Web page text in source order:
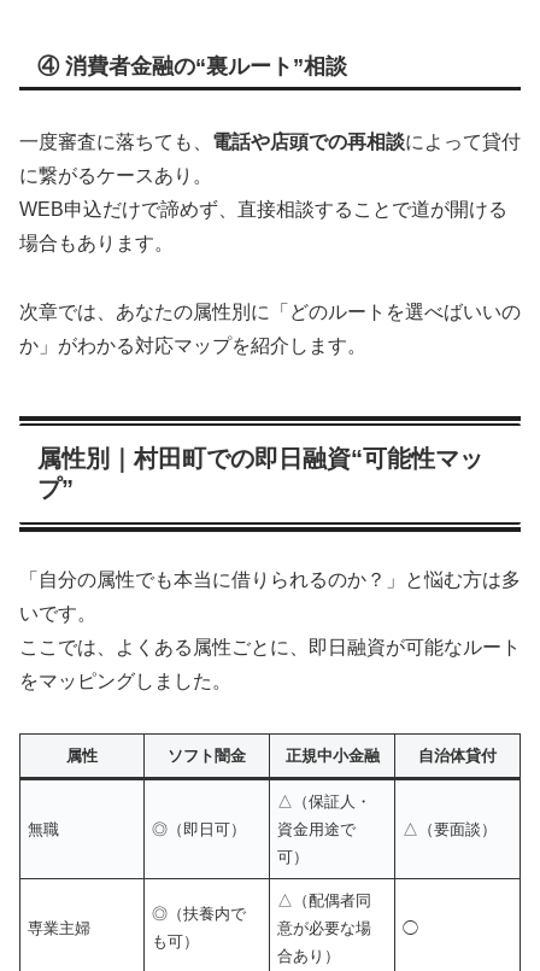
④ 消費者金融の“裏ルート”相談
一度審査に落ちても、 電話や店頭での再相談によって貸付
に繋がるケースあり。
WEB申込だけで諦めず、直接相談することで道が開ける
場合もあります。
次章では、あなたの属性別に「どのルートを選べばいいの
か」がわかる対応マップを紹介します。
属性別｜村田町での即日融資“可能性マッ
プ”
「自分の属性でも本当に借りられるのか？」と悩む方は多
いです。
ここでは、よくある属性ごとに、即日融資が可能なルート
をマッピングしました。
属性 ソフト闇金 正規中小金融 自治体貸付
無職 ◎（即日可）
△（保証人・
資金用途で
可）
△（要面談）
専業主婦
◎（扶養内で
も可）
△（配偶者同
意が必要な場
合あり）
◯